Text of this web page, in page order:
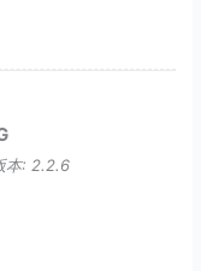
本: 2.2.6